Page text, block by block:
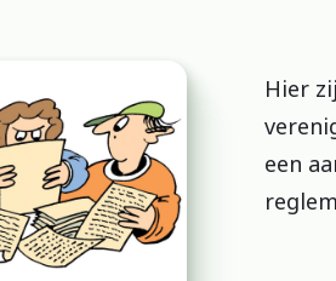
Hier
een